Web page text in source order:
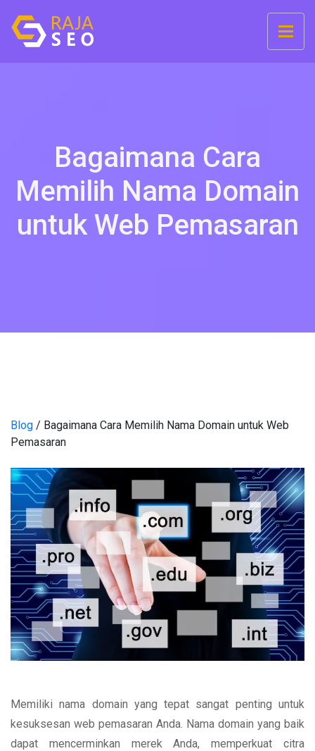
Bagaimana Cara
Memilih Nama Domain
untuk Web Pemasaran
Blog / Bagaimana Cara Memilih Nama Domain untuk Web
Pemasaran
Memiliki nama domain yang tepat sangat penting untuk
kesuksesan web pemasaran Anda. Nama domain yang baik
dapat mencerminkan merek Anda, memperkuat citra